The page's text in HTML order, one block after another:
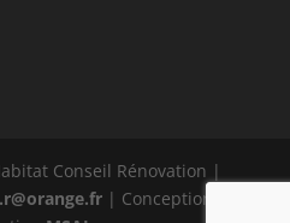
Conseil Rénovation |
| Conception et